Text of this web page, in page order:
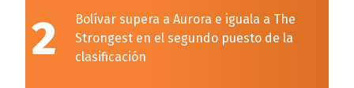
2
Bolívar supera a Aurora e iguala a The
Strongest en el segundo puesto de la
clasificación